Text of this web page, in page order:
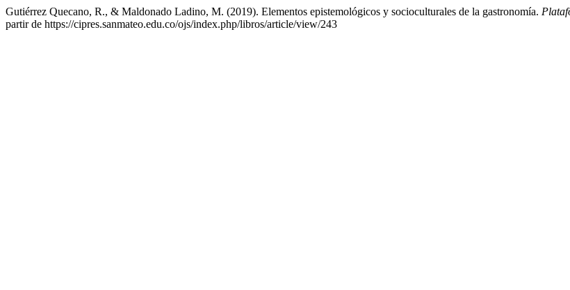
Gutiérrez Quecano, R., & Maldonado Ladino, M. (2019). Elementos epistemológicos y socioculturales de la gastronomía.
partir de https://cipres.sanmateo.edu.co/ojs/index.php/libros/article/view/243